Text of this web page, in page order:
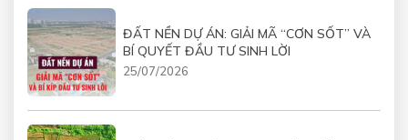
ĐẤT NỀN DỰ ÁN: GIẢI MÃ “CƠN SỐT” VÀ
BÍ QUYẾT ĐẦU TƯ SINH LỜI
25/07/2026